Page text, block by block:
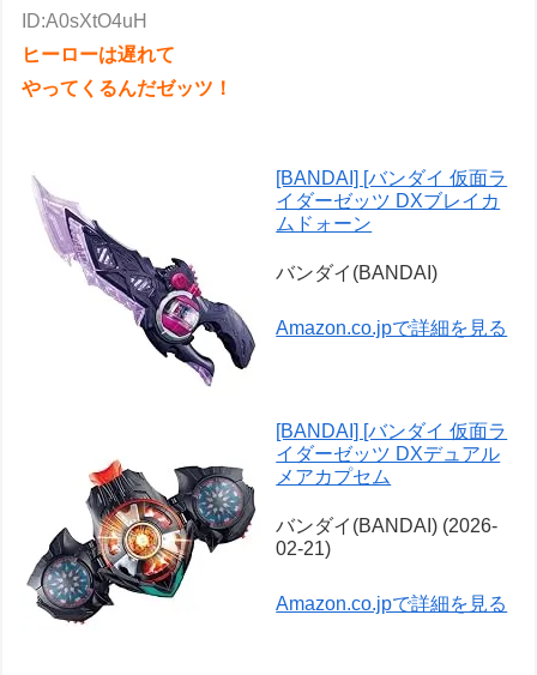
ID:A0sXtO4uH
ヒーローは遅れて
やってくるんだゼッツ！
[BANDAI] [バンダイ 仮面ラ
イダーゼッツ DXブレイカ
ムドォーン
バンダイ(BANDAI)
Amazon.co.jpで詳細を見る
[BANDAI] [バンダイ 仮面ラ
イダーゼッツ DXデュアル
メアカプセム
バンダイ(BANDAI) (2026-
02-21)
Amazon.co.jpで詳細を見る